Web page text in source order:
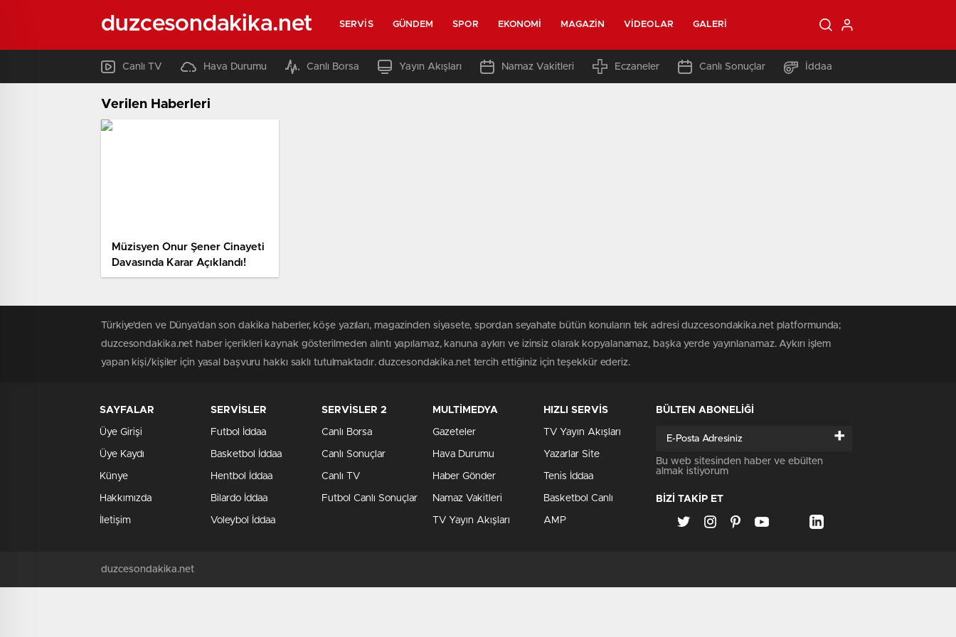
duzcesondakika.net SERVIS GÜNDEM SPOR EKONOMI MAGAZIN VIDEOLAR GALERI
Canlı TV Hava Durumu Canlı Borsa Yayın Akışları Namaz Vakitleri Eczaneler Canlı Sonuçlar İddaa
Verilen Haberleri
Müzisyen Onur Şener Cinayeti
Davasında Karar Açıklandı!
Türkiye'den ve Dünya’dan son dakika haberler, köşe yazıları, magazinden siyasete, spordan seyahate bütün konuların tek adresi duzcesondakika.net platformunda;
duzcesondakika.net haber içerikleri kaynak gösterilmeden alıntı yapılamaz, kanuna aykırı ve izinsiz olarak kopyalanamaz, başka yerde yayınlanamaz. Aykırı işlem
yapan kişi/kişiler için yasal başvuru hakkı saklı tutulmaktadır. duzcesondakika.net tercih ettiğiniz için teşekkür ederiz.
SAYFALAR
Üye Girişi
Üye Kaydı
Künye
Hakkımızda
İletişim
SERVİSLER
Futbol İddaa
Basketbol İddaa
Hentbol İddaa
Bilardo İddaa
Voleybol İddaa
SERVİSLER 2
Canlı Borsa
Canlı Sonuçlar
Canlı TV
Futbol Canlı Sonuçlar
MULTİMEDYA
Gazeteler
Hava Durumu
Haber Gönder
Namaz Vakitleri
TV Yayın Akışları
HIZLI SERVİS
TV Yayın Akışları
Yazarlar Site
Tenis İddaa
Basketbol Canlı
AMP
BÜLTEN ABONELİĞİ
+
Bu web sitesinden haber ve ebülten
almak istiyorum
BİZİ TAKİP ET
duzcesondakika.net